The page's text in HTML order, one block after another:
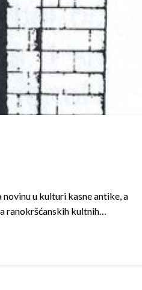
u kulturi kasne antike, a
ranokrš­ćanskih kultnih…